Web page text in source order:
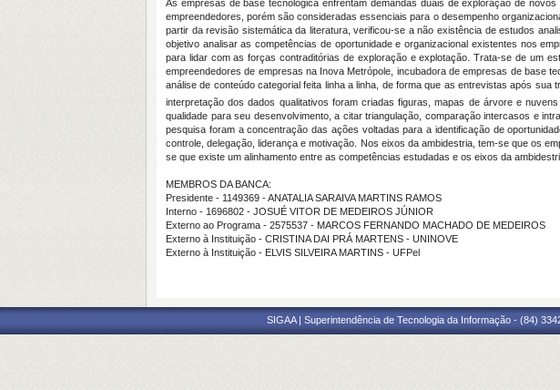
As empresas de base tecnológica enfrentam demandas duais de exploração de
empreendedores, porém são consideradas essenciais para o desempenho
partir da revisão sistemática da literatura, verificou-se a não existência de estudos
objetivo analisar as competências de oportunidade e organizacional existentes nos
para lidar com as forças contraditórias de exploração e explotação. Trata-se de um
empreendedores de empresas na Inova Metrópole, incubadora de empresas de base
análise de conteúdo categorial feita linha a linha, de forma que as entrevistas após
interpretação dos dados qualitativos foram criadas figuras, mapas de árvore e
qualidade para seu desenvolvimento, a citar triangulação, comparação intercasos e
pesquisa foram a concentração das ações voltadas para a identificação de
controle, delegação, liderança e motivação. Nos eixos da ambidestria, tem-se que os
se que existe um alinhamento entre as competências estudadas e os eixos da
MEMBROS DA BANCA:
Presidente - 1149369 - ANATALIA SARAIVA MARTINS RAMOS
Interno - 1696802 - JOSUÉ VITOR DE MEDEIROS JÚNIOR
Externo ao Programa - 2575537 - MARCOS FERNANDO MACHADO DE MEDEIROS
Externo à Instituição - CRISTINA DAI PRÁ MARTENS - UNINOVE
Externo à Instituição - ELVIS SILVEIRA MARTINS - UFPel
SIGAA | Superintendência de Tecnologia da Informação - (84)